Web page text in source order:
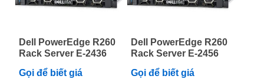
Dell PowerEdge R260
Rack Server E-2436
Gọi để biết giá
Dell PowerEdge R260
Rack Server E-2456
Gọi để biết giá